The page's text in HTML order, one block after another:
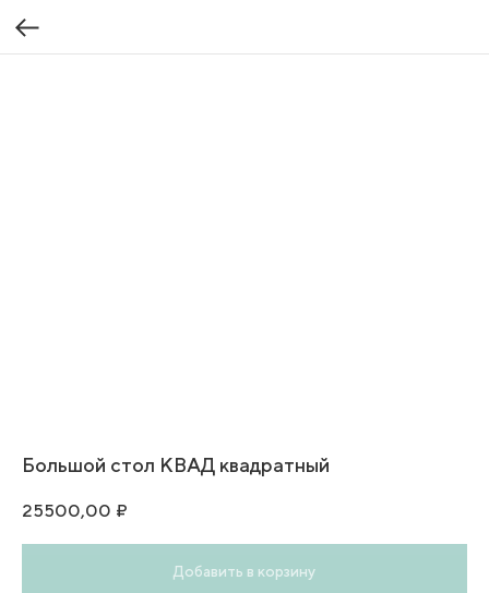
Большой стол КВАД квадратный
25500,00 ₽
Добавить в корзину